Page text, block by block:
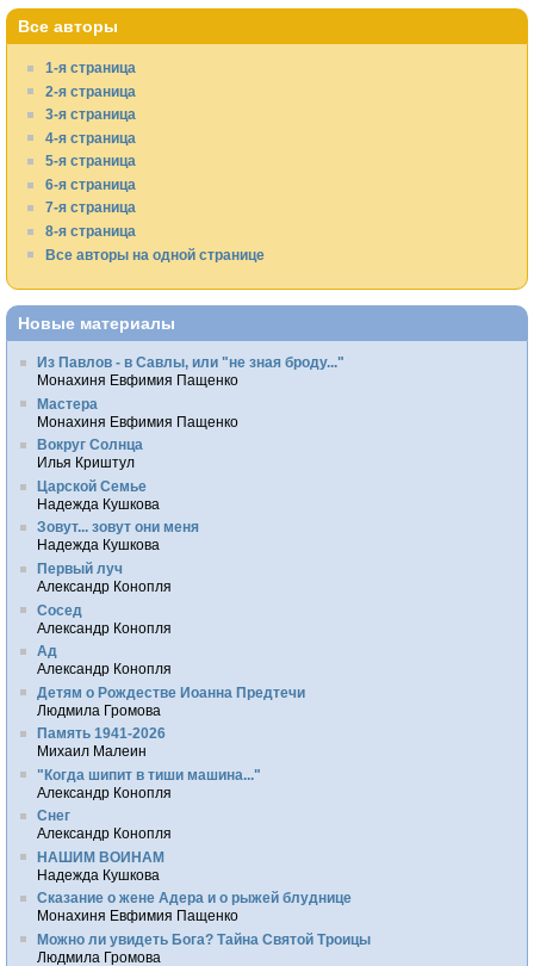
Все авторы
1-я страница
2-я страница
3-я страница
4-я страница
5-я страница
6-я страница
7-я страница
8-я страница
Все авторы на одной странице
Новые материалы
Из Павлов - в Савлы, или "не зная броду..."
Монахиня Евфимия Пащенко
Мастера
Монахиня Евфимия Пащенко
Вокруг Солнца
Илья Криштул
Царской Семье
Надежда Кушкова
Зовут... зовут они меня
Надежда Кушкова
Первый луч
Александр Конопля
Сосед
Александр Конопля
Ад
Александр Конопля
Детям о Рождестве Иоанна Предтечи
Людмила Громова
Память 1941-2026
Михаил Малеин
"Когда шипит в тиши машина..."
Александр Конопля
Снег
Александр Конопля
НАШИМ ВОИНАМ
Надежда Кушкова
Сказание о жене Адера и о рыжей блуднице
Монахиня Евфимия Пащенко
Можно ли увидеть Бога? Тайна Святой Троицы
Людмила Громова